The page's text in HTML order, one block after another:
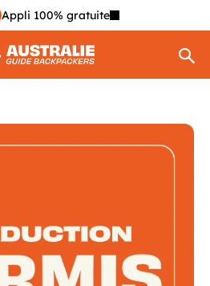
Appli 100% gratuite